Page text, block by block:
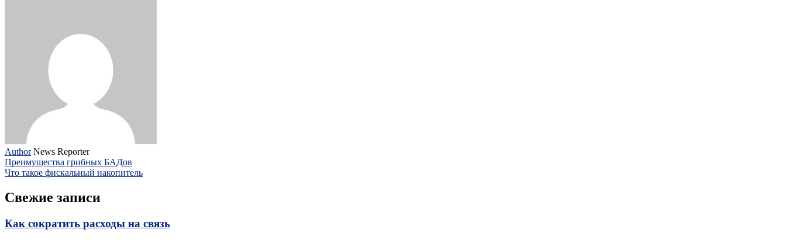
Author News Reporter
Преимущества грибных БАДов
Что такое фискальный накопитель
Свежие записи
Как сократить расходы на связь